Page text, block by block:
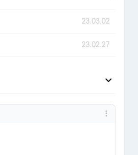
23.03.02
23.02.27